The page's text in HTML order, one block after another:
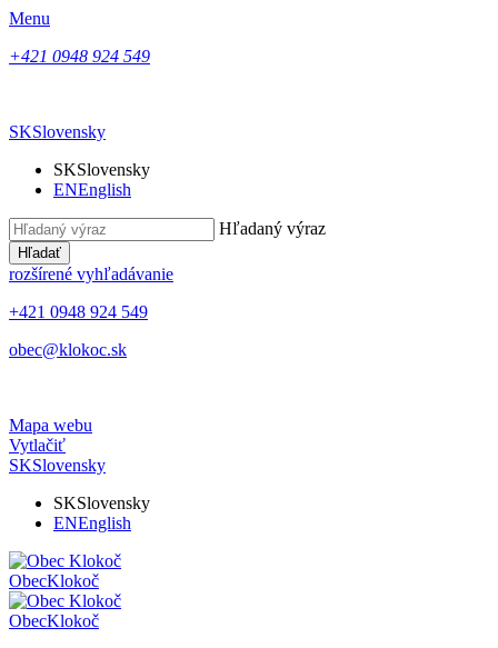
Menu
+421 0948 924 549
SKSlovensky
SKSlovensky
ENEnglish
Hľadaný výraz
Hľadať
rozšírené vyhľadávanie
+421 0948 924 549
obec@klokoc.sk
Mapa webu
Vytlačiť
SKSlovensky
SKSlovensky
ENEnglish
ObecKlokoč
ObecKlokoč